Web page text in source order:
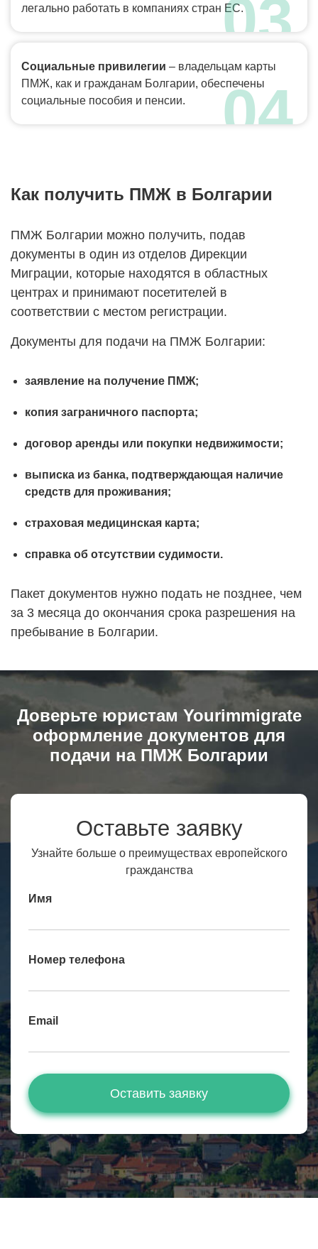
легально работать в компаниях стран ЕС.
Социальные привилегии – владельцам карты
ПМЖ, как и гражданам Болгарии, обеспечены
социальные пособия и пенсии.
Как получить ПМЖ в Болгарии
ПМЖ Болгарии можно получить, подав
документы в один из отделов Дирекции
Миграции, которые находятся в областных
центрах и принимают посетителей в
соответствии с местом регистрации.
Документы для подачи на ПМЖ Болгарии:
заявление на получение ПМЖ;
копия заграничного паспорта;
договор аренды или покупки недвижимости;
выписка из банка, подтверждающая наличие
средств для проживания;
страховая медицинская карта;
справка об отсутствии судимости.
Пакет документов нужно подать не позднее, чем
за 3 месяца до окончания срока разрешения на
пребывание в Болгарии.
Доверьте юристам Yourimmigrate
оформление документов для
подачи на ПМЖ Болгарии
Оставьте заявку
Узнайте больше о преимуществах европейского
гражданства
Имя
Номер телефона
Email
Оставить заявку